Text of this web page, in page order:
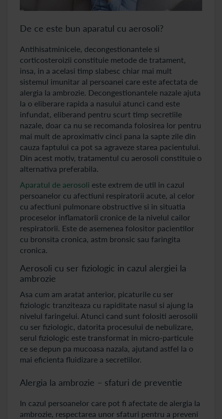
De ce este bun aparatul cu aerosoli?
Antihisatminicele, decongestionantele si
corticosteroizii constituie metode de tratament,
insa, in a acelasi timp slabesc chiar mai mult
sistemul imunitar al persoanei care este afectata de
alergia la ambrozie. Decongestionantele nazale ajuta
la o eliberare rapida a nasului atunci cand este
infundat, eliberand pentru scurt timp secretiile
nazale, doar ca nu se recomanda folosirea lor pentru
mai mult de aproximativ cinci pana la sapte zile din
cauza faptului ca pot sa agraveze starea pacientului.
Din acest motiv, tratamentul cu aerosoli constituie o
alternativa preferabila.
Aparatul de aerosoli este extrem de util in cazul
persoanelor cu afectiuni respiratorii acute, al celor
cu afectiuni pulmonare obstructive si in situatia
proceselor inflamatorii cronice de la nivelul cailor
respiratorii. Este de asemenea folositor pacientilor
cu bronsita cronica, astm bronsic sau faringita
cronica.
Aerosoli cu ser fiziologic in cazul alergiei la
ambrozie
Asa cum am aratat anterior, picaturile cu ser
fiziologic tranziteaza cu rapiditate nasul si ajung la
nivelul faringelui. Atunci cand sunt folositi aerosolii
cu ser fiziologic, datorita procesului de nebulizare,
serul fiziologic este transformat in micro-particule
ce se depun pa mucoasa nazala, ajutand astfel la o
mai eficienta fluidizare a secretiilor.
Alergia la ambrozie – sfaturi de preventie
In cazul persoanelor care pot fi afectate de alergia la
ambrozie, respectarea unor sfaturi pentru a preveni